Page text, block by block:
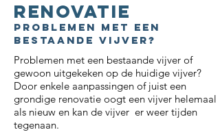
Renovatie
problemen met een
bestaande vijver?
Problemen met een bestaande vijver of
gewoon uitgekeken op de huidige vijver?
Door enkele aanpassingen of juist een
grondige renovatie oogt een vijver helemaal
als nieuw en kan de vijver er weer tijden
tegenaan.